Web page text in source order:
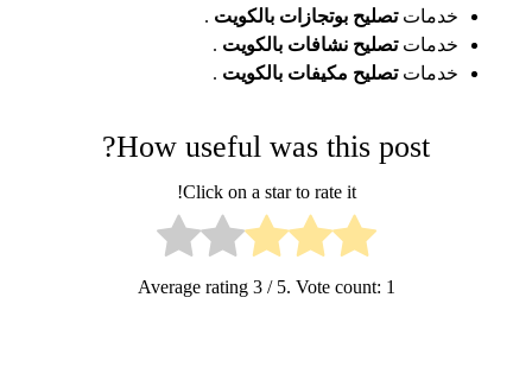
خدماتتصليح بوتجازات بالكويت .
خدماتتصليح نشافات بالكويت .
خدماتتصليح مكيفات بالكويت .
How useful was this post?
Click on a star to rate it!
Average rating 3/ 5. Vote count: 1